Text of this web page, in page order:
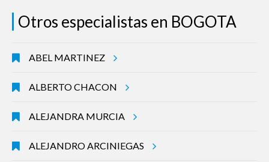
Otros especialistas en BOGOTA
ABEL MARTINEZ
ALBERTO CHACON
ALEJANDRA MURCIA
ALEJANDRO ARCINIEGAS